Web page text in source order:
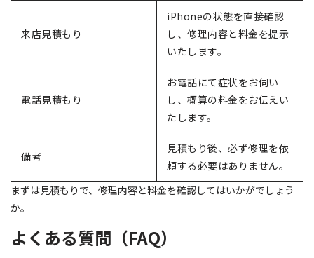
来店見積もり
iPhoneの状態を直接確認
し、修理内容と料金を提示
いたします。
電話見積もり
お電話にて症状をお伺い
し、概算の料金をお伝えい
たします。
備考
見積もり後、必ず修理を依
頼する必要はありません。
まずは見積もりで、修理内容と料金を確認してはいかがでしょう
か。
よくある質問（FAQ）